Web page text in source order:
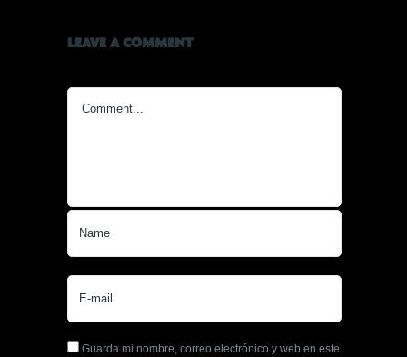
LEAVE A COMMENT
Guarda mi nombre, correo electrónico y web en este